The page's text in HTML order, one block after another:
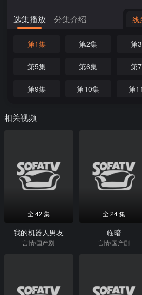
选集播放 分集介绍 线
第1集 第2集 第
第5集 第6集 第
第9集 第10集 第
相关视频
全 42 集
我的机器人男友
言情/国产剧
全 24 集
临暗
言情/国产剧